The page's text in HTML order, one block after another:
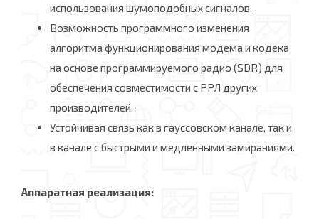
использования шумоподобных сигналов.
Возможность программного изменения
алгоритма функционирования модема и кодека
на основе программируемого радио (SDR) для
обеспечения совместимости с РРЛ других
производителей.
Устойчивая связь как в гауссовском канале, так и
в канале с быстрыми и медленными замираниями.
Аппаратная реализация: